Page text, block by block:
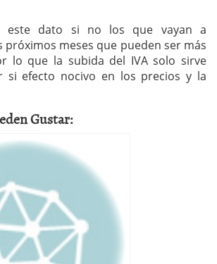
este dato si no los que vayan a
próximos meses que pueden ser más
lo que la subida del IVA solo sirve
si efecto nocivo en los precios y la
Gustar: